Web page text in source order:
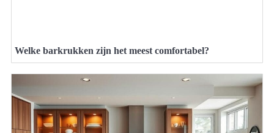
Welke barkrukken zijn het meest comfortabel?